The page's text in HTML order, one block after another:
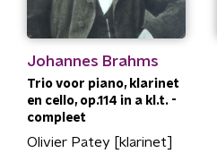
Johannes Brahms
Trio voor piano, klarinet
en cello, op.114 in a kl.t. -
compleet
Olivier Patey [klarinet]